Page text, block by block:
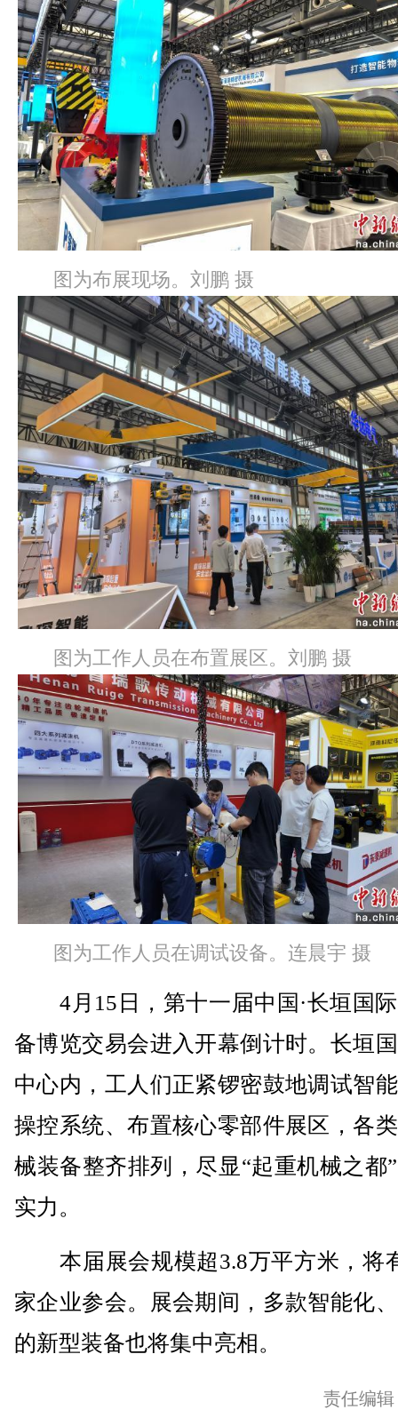
图为布展现场。刘鹏 摄
图为工作人员在布置展区。刘鹏 摄
图为工作人员在调试设备。连晨宇 摄
4月15日，第十一届中国·长垣国
备博览交易会进入开幕倒计时。长垣
中心内，工人们正紧锣密鼓地调试智
操控系统、布置核心零部件展区，各
械装备整齐排列，尽显“起重机械之都
实力。
本届展会规模超3.8万平方米，将
家企业参会。展会期间，多款智能化
的新型装备也将集中亮相。
责任编